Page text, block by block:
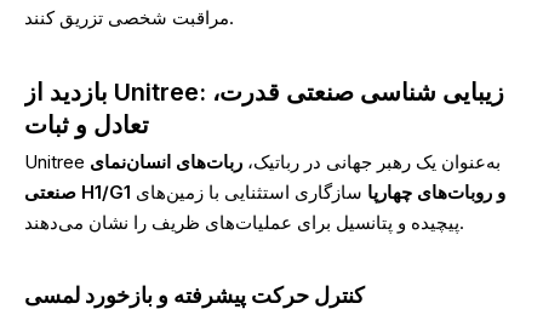
مراقبت شخصی تزریق کنند.
بازدید از Unitree: زیبایی شناسی صنعتی قدرت،
تعادل و ثبات
Unitree به‌عنوان یک رهبر جهانی در رباتیک، ربات‌های انسان‌نمای
صنعتی H1/G1 و روبات‌های چهارپا سازگاری استثنایی با زمین‌های
پیچیده و پتانسیل برای عملیات‌های ظریف را نشان می‌دهند.
کنترل حرکت پیشرفته و بازخورد لمسی